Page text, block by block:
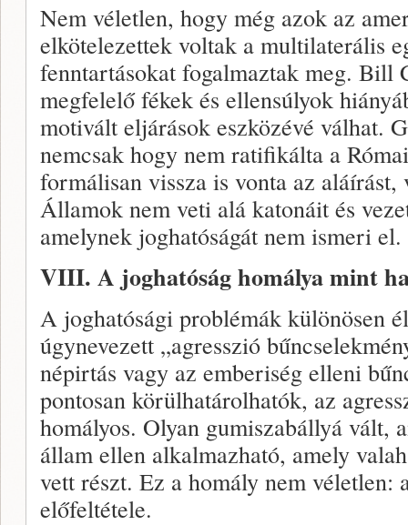
Nem véletlen, hogy még azok az
elkötelezettek voltak a multilaterális
fenntartásokat fogalmaztak meg. Bill
megfelelő fékek és ellensúlyok
motivált eljárások eszközévé válhat.
nemcsak hogy nem ratifikálta a
formálisan vissza is vonta az aláírást,
Államok nem veti alá katonáit és
amelynek joghatóságát nem ismeri el.
VIII. A joghatóság homálya mint
A joghatósági problémák különösen
úgynevezett „agresszió
népirtás vagy az emberiség elleni
pontosan körülhatárolhatók, az
homályos. Olyan gumiszabállyá vált,
állam ellen alkalmazható, amely
vett részt. Ez a homály nem
előfeltétele.